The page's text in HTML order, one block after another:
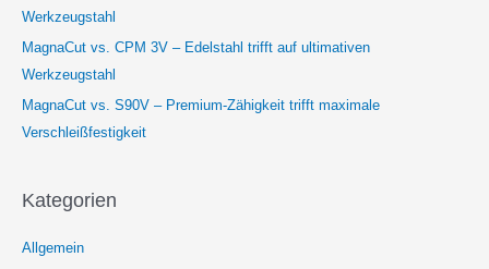
Werkzeugstahl
MagnaCut vs. CPM 3V – Edelstahl trifft auf ultimativen
Werkzeugstahl
MagnaCut vs. S90V – Premium-Zähigkeit trifft maximale
Verschleißfestigkeit
Kategorien
Allgemein